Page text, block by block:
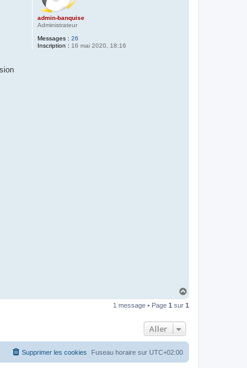
admin-banquise
Administrateur
Messages : 26
Inscription : 16 mai 2020, 18:16
u
1 message • Page 1 sur 1
Aller
Fuseau horaire sur UTC+02:00
Supprimer les cookies